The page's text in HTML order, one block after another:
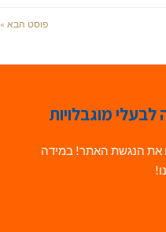
פוסט הבא »
מוגבלויות
את הנגשת האתר! במידה